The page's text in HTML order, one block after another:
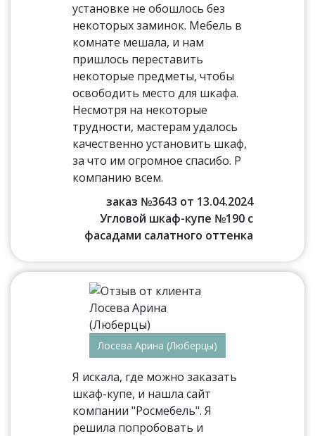
установке не обошлось без
некоторых заминок. Мебель в
комнате мешала, и нам
пришлось переставить
некоторые предметы, чтобы
освободить место для шкафа.
Несмотря на некоторые
трудности, мастерам удалось
качественно установить шкаф,
за что им огромное спасибо. Р
компанию всем.
заказ №3643 от 13.04.2024
Угловой шкаф-купе №190 с
фасадами салатного оттенка
Лосева Арина (Люберцы)
Я искала, где можно заказать
шкаф-купе, и нашла сайт
компании "Росмебель". Я
решила попробовать и